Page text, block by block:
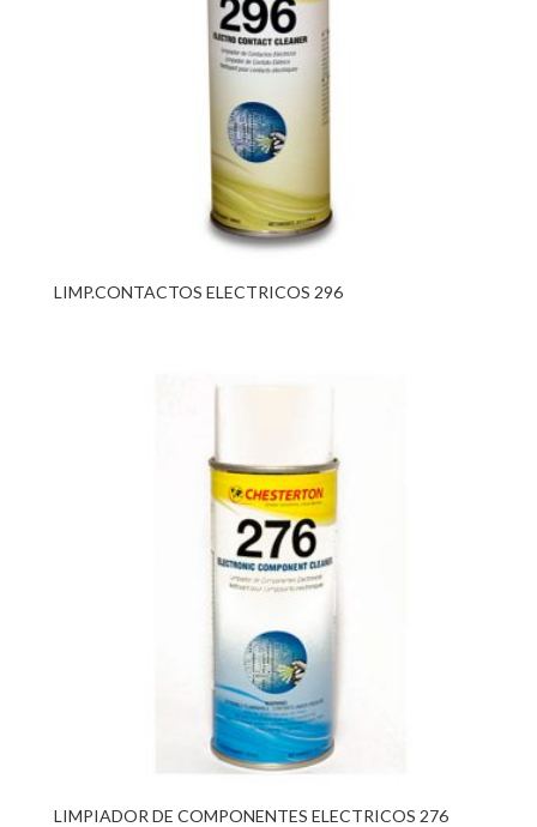
LIMP.CONTACTOS ELECTRICOS 296
LIMPIADOR DE COMPONENTES ELECTRICOS 276